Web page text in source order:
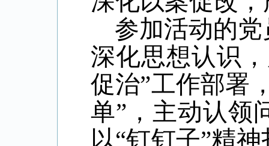
参加活动的
深化思想认识
促治”工作部署
单”，主动认领
以“钉钉子”精